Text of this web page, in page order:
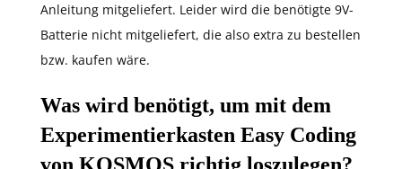
Anleitung mitgeliefert. Leider wird die benötigte 9V-
Batterie nicht mitgeliefert, die also extra zu bestellen
bzw. kaufen wäre.
Was wird benötigt, um mit dem
Experimentierkasten Easy Coding